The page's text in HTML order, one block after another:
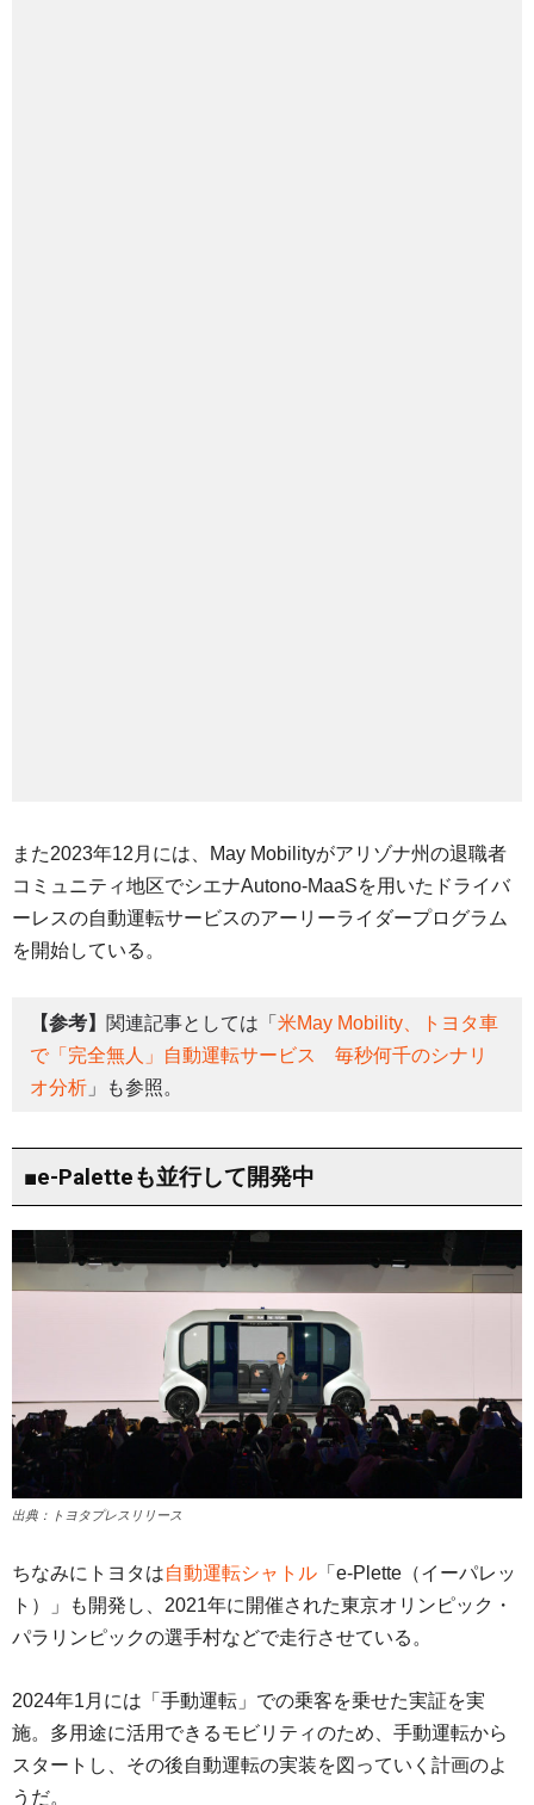
また2023年12月には、May Mobilityがアリゾナ州の退職者
コミュニティ地区でシエナAutono-MaaSを用いたドライバ
ーレスの自動運転サービスのアーリーライダープログラム
を開始している。
【参考】 関連記事としては「 米May Mobility、トヨタ車
で「完全無人」自動運転サービス 毎秒何千のシナリ
オ分析 」も参照。
■e-Paletteも並行して開発中
出典：トヨタプレスリリース
ちなみにトヨタは自動運転シャトル 「e-Plette（イーパレッ
ト）」も開発し、2021年に開催された東京オリンピック・
パラリンピックの選手村などで走行させている。
2024年1月には「手動運転」での乗客を乗せた実証を実
施。多用途に活用できるモビリティのため、手動運転から
スタートし、その後自動運転の実装を図っていく計画のよ
うだ。